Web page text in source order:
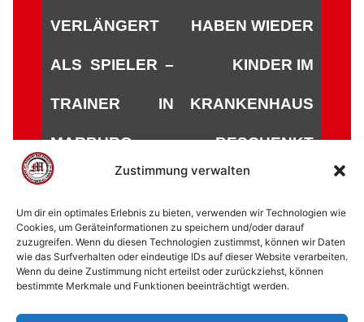
Zustimmung verwalten
Um dir ein optimales Erlebnis zu bieten, verwenden wir Technologien wie
Cookies, um Geräteinformationen zu speichern und/oder darauf
zuzugreifen. Wenn du diesen Technologien zustimmst, können wir Daten
wie das Surfverhalten oder eindeutige IDs auf dieser Website verarbeiten.
Wenn du deine Zustimmung nicht erteilst oder zurückziehst, können
bestimmte Merkmale und Funktionen beeinträchtigt werden.
VERLÄNGERT
ALS SPIELER –
TRAINER IN
MARBURG
HABEN WIEDER
KINDER IM
KRANKENHAUS
BESCHENKT
© 2002 - 2026 American Football Verein Marburg
Mercenaries e.V. |die Stadt Marburg|Impressum
Datenschutzerklärung|Cookie-Richtlinie (EU)
Kontakt